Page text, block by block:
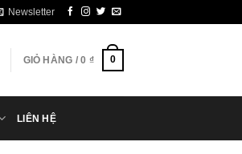
Newsletter
GIỎ HÀNG /0 ₫ 0
LIÊN HỆ